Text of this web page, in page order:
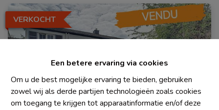
Een betere ervaring via cookies
Om u de best mogelijke ervaring te bieden, gebruiken
zowel wij als derde partijen technologieën zoals cookies
om toegang te krijgen tot apparaatinformatie en/of deze
VERKOCHT